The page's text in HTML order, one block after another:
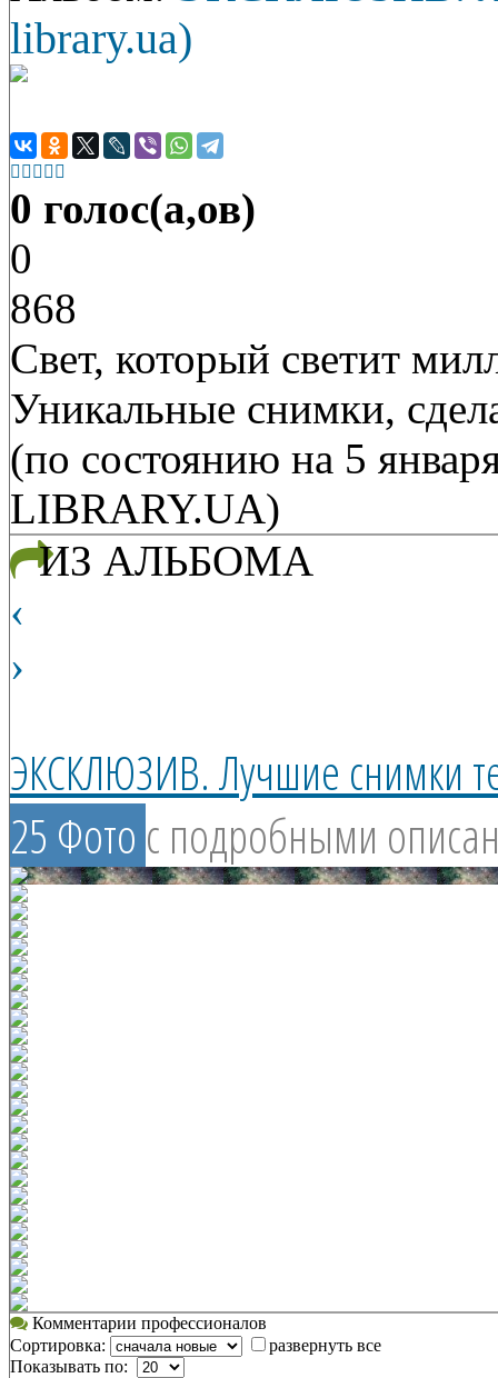
library.ua)
    
0 голос(а,ов)
0
868
Свет, который светит
Уникальные снимки,
(по состоянию на 5
LIBRARY.UA)
ИЗ АЛЬБОМА
‹
›
ЭКСКЛЮЗИВ. Лучшие снимки
25 Фото с подробными
Комментарии профессионалов
Сортировка:
развернуть все
Показывать по: